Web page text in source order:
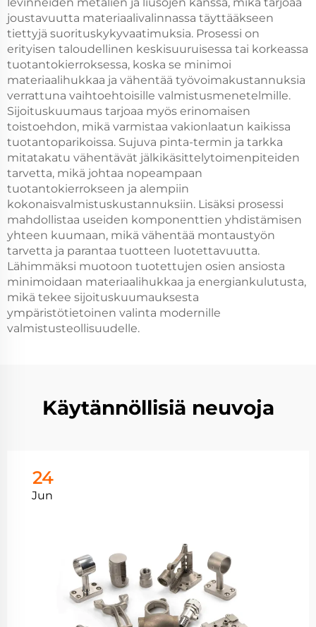
levinneiden metalien ja liusojen kanssa, mikä tarjoaa
joustavuutta materiaalivalinnassa täyttääkseen
tiettyjä suorituskykyvaatimuksia. Prosessi on
erityisen taloudellinen keskisuuruisessa tai korkeassa
tuotantokierroksessa, koska se minimoi
materiaalihukkaa ja vähentää työvoimakustannuksia
verrattuna vaihtoehtoisille valmistusmenetelmille.
Sijoituskuumaus tarjoaa myös erinomaisen
toistoehdon, mikä varmistaa vakionlaatun kaikissa
tuotantoparikoissa. Sujuva pinta-termin ja tarkka
mitatakatu vähentävät jälkikäsittelytoimenpiteiden
tarvetta, mikä johtaa nopeampaan
tuotantokierrokseen ja alempiin
kokonaisvalmistuskustannuksiin. Lisäksi prosessi
mahdollistaa useiden komponenttien yhdistämisen
yhteen kuumaan, mikä vähentää montaustyön
tarvetta ja parantaa tuotteen luotettavuutta.
Lähimmäksi muotoon tuotettujen osien ansiosta
minimoidaan materiaalihukkaa ja energiankulutusta,
mikä tekee sijoituskuumauksesta
ympäristötietoinen valinta modernille
valmistusteollisuudelle.
Käytännöllisiä neuvoja
24
Jun